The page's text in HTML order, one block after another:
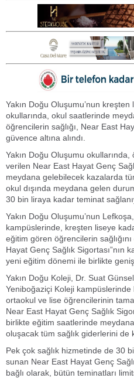
Yakın Doğu Oluşumu’nun
okullarında, okul saatlerinde
öğrencilerin sağlığı, Near East
güvence altına alındı.
Yakın Doğu Oluşumu
verilen Near East Hayat Genç
meydana gelebilecek kazalarda
okul dışında meydana gelen
30 bin liraya kadar teminat
Yakın Doğu Oluşumu’nun
kampüslerinde, kreşten liseye
eğitim gören öğrencilerin
Hayat Genç Sağlık Sigortası”nın
yeni eğitim dönemi ile birlikte
Yakın Doğu Koleji, Dr. Suat
Yeniboğaziçi Koleji kampüslerinde
ortaokul ve lise öğrencilerinin
Near East Hayat Genç Sağlık
birlikte eğitim saatlerinde
oluşacak tüm sağlık giderlerini de
Pek çok sağlık hizmetinde de 30
sunan Near East Hayat Genç
bağlı olarak, bütün teminatları